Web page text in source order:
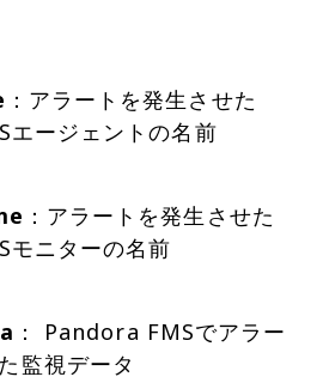
：アラートを発生させた
ージェントの名前
：アラートを発生させた
ニターの名前
： Pandora FMSでアラー
監視データ